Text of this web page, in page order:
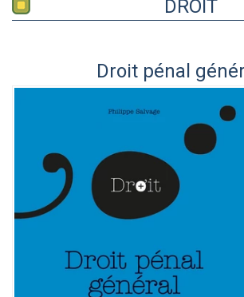
DROIT
Droit pénal